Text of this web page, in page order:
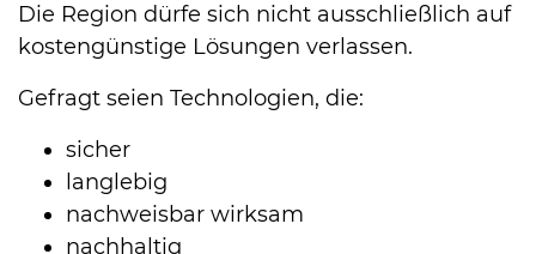
Die Region dürfe sich nicht ausschließlich auf
kostengünstige Lösungen verlassen.
Gefragt seien Technologien, die:
sicher
langlebig
nachweisbar wirksam
nachhaltig